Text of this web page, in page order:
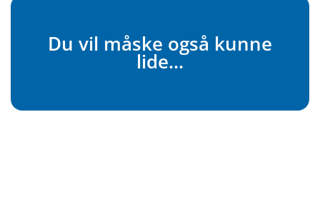
Du vil måske også kunne
lide...